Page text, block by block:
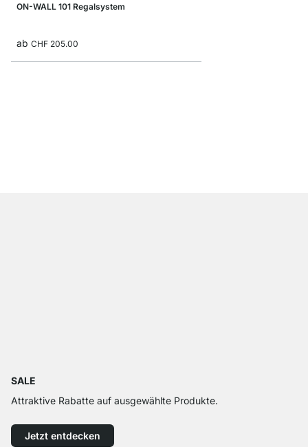
ON-WALL 101 Regalsystem
ab CHF 205.00
SALE
Attraktive Rabatte auf ausgewählte Produkte.
Jetzt entdecken